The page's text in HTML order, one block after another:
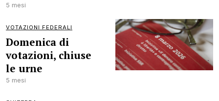
5 mesi
VOTAZIONI FEDERALI
Domenica di
votazioni, chiuse
le urne
5 mesi